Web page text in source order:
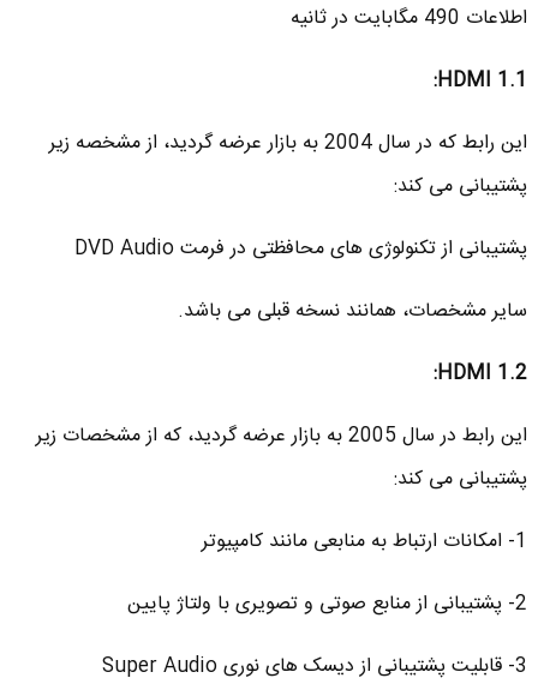
اطلاعات 490 مگابایت در ثانیه
HDMI 1.1
:
این رابط که در سال 2004 به بازار عرضه گردید، از مشخصه زیر
پشتیبانی می کند:
پشتیبانی از تکنولوژی های محافظتی در فرمت DVD Audio
سایر مشخصات، همانند نسخه قبلی می باشد.
HDMI 1.2
:
این رابط در سال 2005 به بازار عرضه گردید، که از مشخصات زیر
پشتیبانی می کند:
1- امکانات ارتباط به منابعی مانند کامپیوتر
2- پشتیبانی از منابع صوتی و تصویری با ولتاژ پایین
3- قابلیت پشتیبانی از دیسک های نوری Super Audio